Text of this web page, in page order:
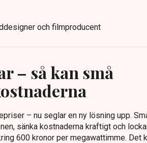
och filmproducent
– så kan små
– nu seglar en ny lösning upp.
sänka kostnaderna kraftigt och
600 kronor per megawattimme. Det